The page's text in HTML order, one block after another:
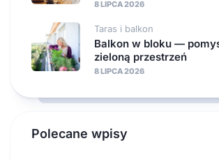
8 LIPCA 2026
Taras i balkon
Balkon w bloku —
zieloną przestrzeń
8 LIPCA 2026
Polecane wpisy